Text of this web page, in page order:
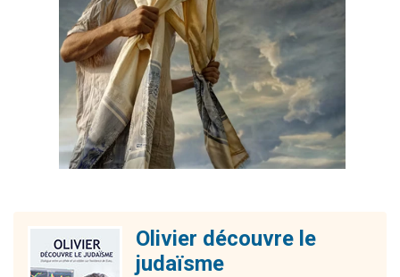
Olivier découvre le
judaïsme